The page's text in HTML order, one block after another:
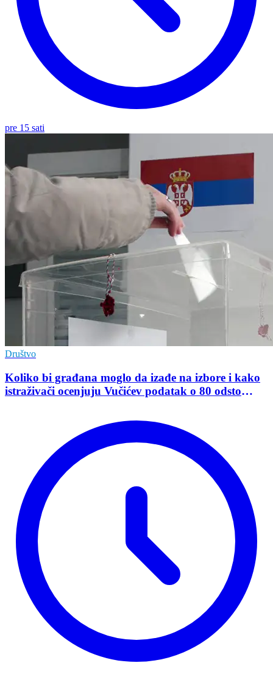
pre 15 sati
Društvo
Koliko bi građana moglo da izađe na izbore i kako
istraživači ocenjuju Vučićev podatak o 80 odsto